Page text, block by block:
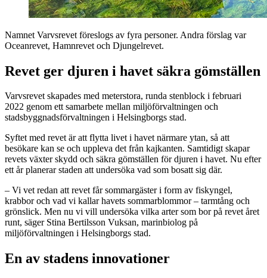
Namnet Varvsrevet föreslogs av fyra personer. Andra förslag var
Oceanrevet, Hamnrevet och Djungelrevet.
Revet ger djuren i havet säkra gömställen
Varvsrevet skapades med meterstora, runda stenblock i februari
2022 genom ett samarbete mellan miljöförvaltningen och
stadsbyggnadsförvaltningen i Helsingborgs stad.
Syftet med revet är att flytta livet i havet närmare ytan, så att
besökare kan se och uppleva det från kajkanten. Samtidigt skapar
revets växter skydd och säkra gömställen för djuren i havet. Nu efter
ett år planerar staden att undersöka vad som bosatt sig där.
– Vi vet redan att revet får sommargäster i form av fiskyngel,
krabbor och vad vi kallar havets sommarblommor – tarmtång och
grönslick. Men nu vi vill undersöka vilka arter som bor på revet året
runt, säger Stina Bertilsson Vuksan, marinbiolog på
miljöförvaltningen i Helsingborgs stad.
En av stadens innovationer